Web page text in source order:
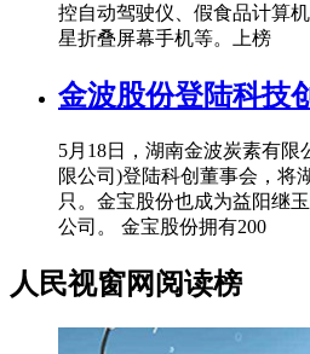
控自动驾驶仪、假食品计算
星折叠屏幕手机等。上榜
金波股份登陆科技
5月18日，湖南金波炭素有
限公司)登陆科创董事会，将
只。金宝股份也成为益阳继
公司。 金宝股份拥有200
人民视窗网阅读榜